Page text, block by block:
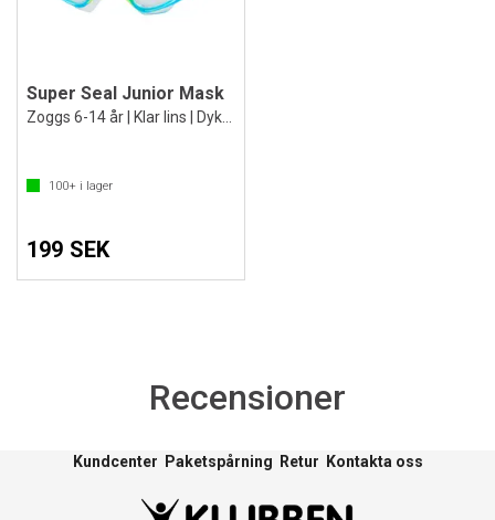
Super Seal Junior Mask
100+ i lager
199 SEK
Recensioner
Kundcenter Paketspårning Retur Kontakta oss